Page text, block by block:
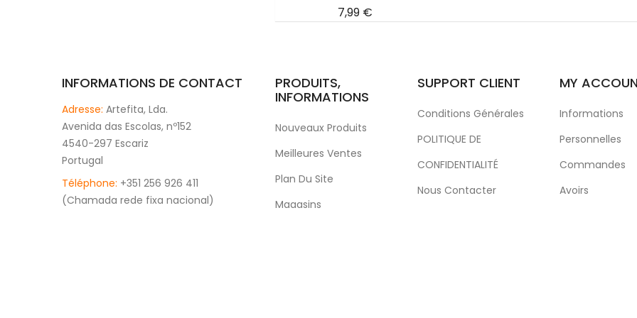
Prix
7,99 €
INFORMATIONS DE CONTACT
Adresse: Artefita, Lda.
Avenida das Escolas, nº152
4540-297 Escariz
Portugal
Téléphone: +351 256 926 411
(Chamada rede fixa nacional)
PRODUITS,
INFORMATIONS
Nouveaux Produits
Meilleures Ventes
Plan Du Site
Magasins
SUPPORT CLIENT
Conditions Générales
POLITIQUE DE
CONFIDENTIALITÉ
Nous Contacter
MY
Informations
Personnelles
Commandes
Avoirs